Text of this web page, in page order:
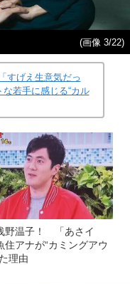
(画像 3/22)
すげえ生意気だっ
若手に感じる“カル
野温子！ 「あさイ
住アナが“カミングアウ
理由